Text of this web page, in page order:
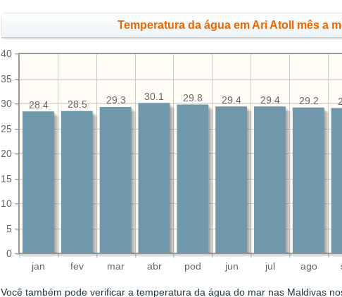
Temperatura da água em Ari Atoll mês a
jan fev mar abr pod jun jul ago
0
5
10
15
20
25
30
35
40
29.2
29.4
29.4
29.8
30.1
29.3
28.5
28.4
Você também pode verificar a temperatura da água do mar nas Maldivas